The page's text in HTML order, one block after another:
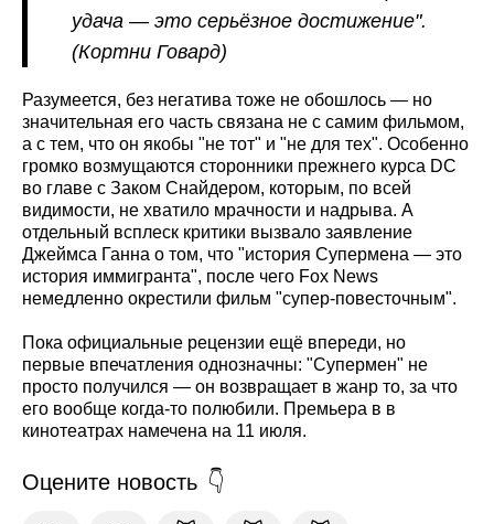
удача — это серьёзное достижение".
(Кортни Говард)
Разумеется, без негатива тоже не обошлось — но
значительная его часть связана не с самим фильмом,
а с тем, что он якобы "не тот" и "не для тех". Особенно
громко возмущаются сторонники прежнего курса DC
во главе с Заком Снайдером, которым, по всей
видимости, не хватило мрачности и надрыва. А
отдельный всплеск критики вызвало заявление
Джеймса Ганна о том, что "история Супермена — это
история иммигранта", после чего Fox News
немедленно окрестили фильм "супер-повесточным".
Пока официальные рецензии ещё впереди, но
первые впечатления однозначны: "Супермен" не
просто получился — он возвращает в жанр то, за что
его вообще когда-то полюбили. Премьера в в
кинотеатрах намечена на 11 июля.
Оцените новость